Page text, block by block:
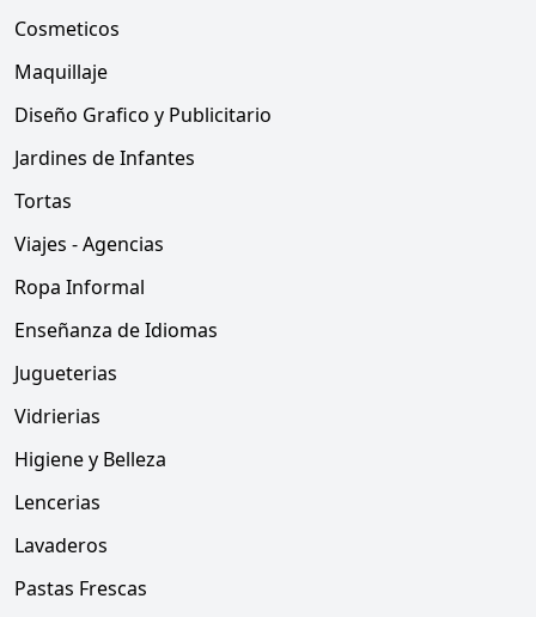
Cosmeticos
Maquillaje
Diseño Grafico y Publicitario
Jardines de Infantes
Tortas
Viajes - Agencias
Ropa Informal
Enseñanza de Idiomas
Jugueterias
Vidrierias
Higiene y Belleza
Lencerias
Lavaderos
Pastas Frescas